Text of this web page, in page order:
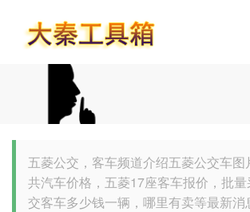
五菱公交，客车频道介绍五菱公交车图
共汽车价格，五菱17座客车报价，批
交客车多少钱一辆，哪里有卖等最新消